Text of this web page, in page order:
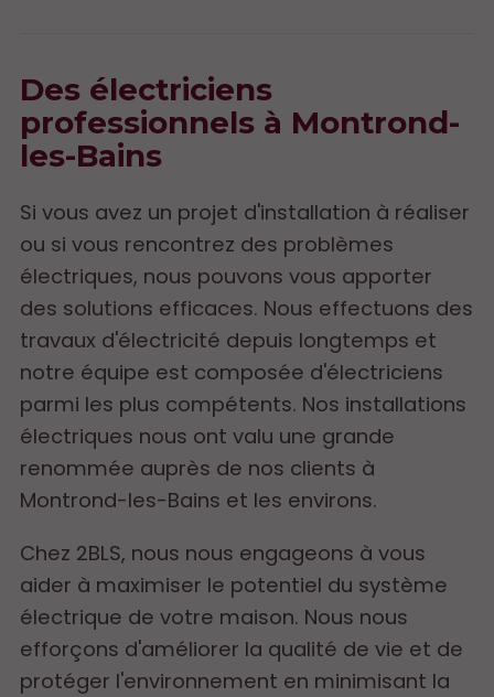
Des électriciens
professionnels à Montrond-
les-Bains
Si vous avez un projet d'installation à réaliser
ou si vous rencontrez des problèmes
électriques, nous pouvons vous apporter
des solutions efficaces. Nous effectuons des
travaux d'électricité depuis longtemps et
notre équipe est composée d'électriciens
parmi les plus compétents. Nos installations
électriques nous ont valu une grande
renommée auprès de nos clients à
Montrond-les-Bains et les environs.
Chez 2BLS, nous nous engageons à vous
aider à maximiser le potentiel du système
électrique de votre maison. Nous nous
efforçons d'améliorer la qualité de vie et de
protéger l'environnement en minimisant la